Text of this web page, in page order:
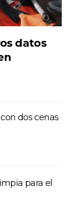
datos
dos cenas
para el